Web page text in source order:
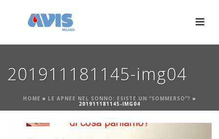
201911181145-img04
HOME » LE APNEE NEL SONNO: ESISTE UN “SOMMERSO”? »
201911181145-IMG04